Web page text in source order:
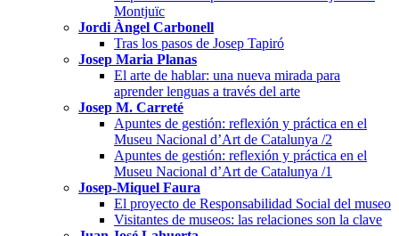
Montjuïc
Jordi Àngel Carbonell
Tras los pasos de Josep Tapiró
Josep Maria Planas
El arte de hablar: una nueva mirada para
aprender lenguas a través del arte
Josep M. Carreté
Apuntes de gestión: reflexión y práctica en el
Museu Nacional d’Art de Catalunya /2
Apuntes de gestión: reflexión y práctica en el
Museu Nacional d’Art de Catalunya /1
Josep-Miquel Faura
El proyecto de Responsabilidad Social del museo
Visitantes de museos: las relaciones son la clave